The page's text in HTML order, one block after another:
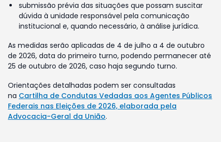
submissão prévia das situações que possam suscitar
dúvida à unidade responsável pela comunicação
institucional e, quando necessário, à análise jurídica.
As medidas serão aplicadas de 4 de julho a 4 de outubro
de 2026, data do primeiro turno, podendo permanecer até
25 de outubro de 2026, caso haja segundo turno.
Orientações detalhadas podem ser consultadas
na Cartilha de Condutas Vedadas aos Agentes Públicos
Federais nas Eleições de 2026, elaborada pela
Advocacia-Geral da União.